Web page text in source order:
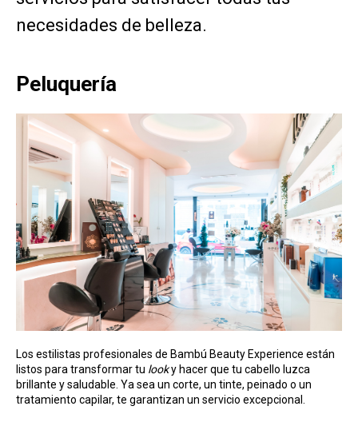
necesidades de belleza.
Peluquería
Los estilistas profesionales de Bambú Beauty Experience están
listos para transformar tu looky hacer que tu cabello luzca
brillante y saludable. Ya sea un corte, un tinte, peinado o un
tratamiento capilar, te garantizan un servicio excepcional.